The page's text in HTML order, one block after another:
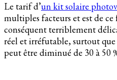
Le tarif d’un kit solaire
multiples facteurs et est de ce
conséquent terriblement
réel et irréfutable, surtout
peut être diminué de 30 à 50